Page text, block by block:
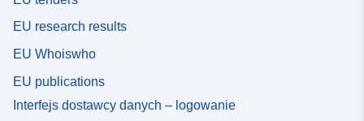
EU research results
EU Whoiswho
EU publications
Interfejs dostawcy danych – logowanie